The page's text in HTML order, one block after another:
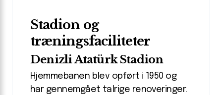
Stadion og
træningsfaciliteter
Denizli Atatürk Stadion
Hjemmebanen blev opført i 1950 og
har gennemgået talrige renoveringer.